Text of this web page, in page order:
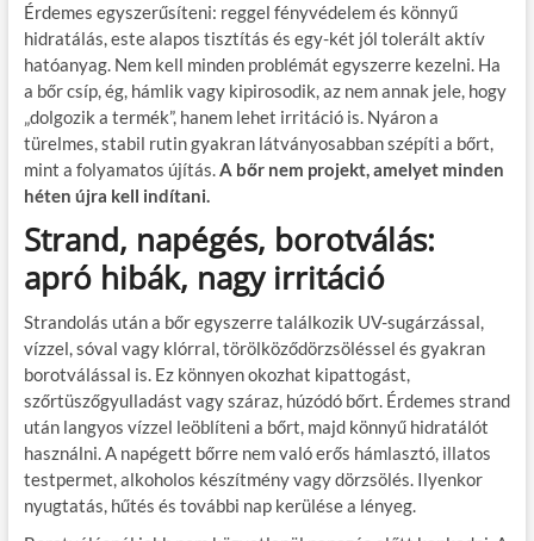
Érdemes egyszerűsíteni: reggel fényvédelem és könnyű
hidratálás, este alapos tisztítás és egy-két jól tolerált aktív
hatóanyag. Nem kell minden problémát egyszerre kezelni. Ha
a bőr csíp, ég, hámlik vagy kipirosodik, az nem annak jele, hogy
„dolgozik a termék”, hanem lehet irritáció is. Nyáron a
türelmes, stabil rutin gyakran látványosabban szépíti a bőrt,
mint a folyamatos újítás.A bőr nem projekt, amelyet minden
héten újra kell indítani.
Strand, napégés, borotválás:
apró hibák, nagy irritáció
Strandolás után a bőr egyszerre találkozik UV-sugárzással,
vízzel, sóval vagy klórral, törölköződörzsöléssel és gyakran
borotválással is. Ez könnyen okozhat kipattogást,
szőrtüszőgyulladást vagy száraz, húzódó bőrt. Érdemes strand
után langyos vízzel leöblíteni a bőrt, majd könnyű hidratálót
használni. A napégett bőrre nem való erős hámlasztó, illatos
testpermet, alkoholos készítmény vagy dörzsölés. Ilyenkor
nyugtatás, hűtés és további nap kerülése a lényeg.